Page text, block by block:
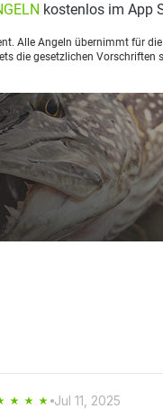
kostenlos im App
Alle Angeln übernimmt für
die gesetzlichen Vorschriften
Jul 11, 2025